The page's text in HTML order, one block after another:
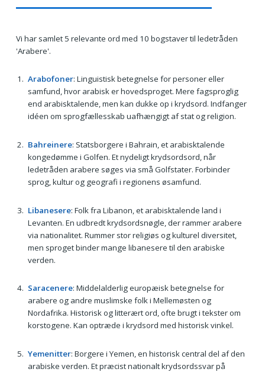
Vi har samlet 5 relevante ord med 10 bogstaver til ledetråden
'Arabere'.
Arabofoner: Linguistisk betegnelse for personer eller
samfund, hvor arabisk er hovedsproget. Mere fagsproglig
end arabisktalende, men kan dukke op i krydsord. Indfanger
idéen om sprogfællesskab uafhængigt af stat og religion.
Bahreinere: Statsborgere i Bahrain, et arabisktalende
kongedømme i Golfen. Et nydeligt krydsordsord, når
ledetråden arabere søges via små Golfstater. Forbinder
sprog, kultur og geografi i regionens øsamfund.
Libanesere: Folk fra Libanon, et arabisktalende land i
Levanten. En udbredt krydsordsnøgle, der rammer arabere
via nationalitet. Rummer stor religiøs og kulturel diversitet,
men sproget binder mange libanesere til den arabiske
verden.
Saracenere: Middelalderlig europæisk betegnelse for
arabere og andre muslimske folk i Mellemøsten og
Nordafrika. Historisk og litterært ord, ofte brugt i tekster om
korstogene. Kan optræde i krydsord med historisk vinkel.
Yemenitter: Borgere i Yemen, en historisk central del af den
arabiske verden. Et præcist nationalt krydsordssvar på